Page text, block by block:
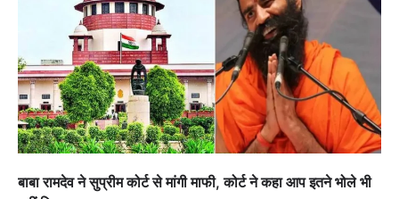
बाबा रामदेव ने सुप्रीम कोर्ट से मांगी माफी, कोर्ट ने कहा आप इतने भोले भी